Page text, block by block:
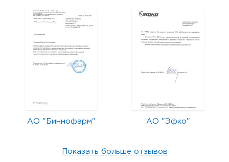
АО "Биннофарм" АО "Эфко"
Показать больше отзывов